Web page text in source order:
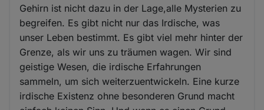
Gehirn ist nicht dazu in der Lage,alle Mysterien zu
begreifen. Es gibt nicht nur das Irdische, was
unser Leben bestimmt. Es gibt viel mehr hinter der
Grenze, als wir uns zu träumen wagen. Wir sind
geistige Wesen, die irdische Erfahrungen
sammeln, um sich weiterzuentwickeln. Eine kurze
irdische Existenz ohne besonderen Grund macht